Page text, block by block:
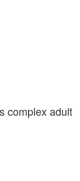
complex adult